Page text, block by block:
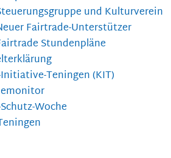
und Kulturverein
Fairtrade-Unterstützer
Stundenpläne
Teningen (KIT)
Woche